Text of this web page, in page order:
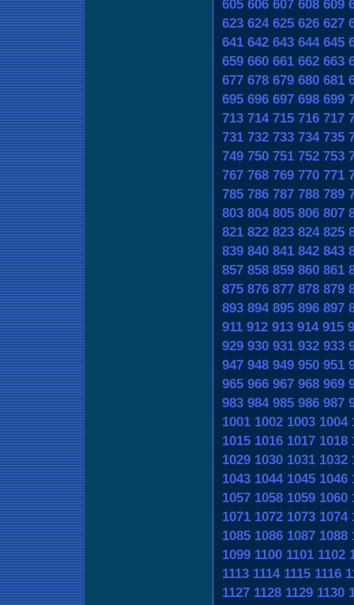
605 606 607 608 609
623 624 625 626 627
641 642 643 644 645
659 660 661 662 663
677 678 679 680 681
695 696 697 698 699
713 714 715 716 717
731 732 733 734 735
749 750 751 752 753
767 768 769 770 771
785 786 787 788 789
803 804 805 806 807
821 822 823 824 825
839 840 841 842 843
857 858 859 860 861
875 876 877 878 879
893 894 895 896 897
911 912 913 914 915
929 930 931 932 933
947 948 949 950 951
965 966 967 968 969
983 984 985 986 987
1001 1002 1003 1004
1015 1016 1017 1018
1029 1030 1031 1032
1043 1044 1045 1046
1057 1058 1059 1060
1071 1072 1073 1074
1085 1086 1087 1088
1099 1100 1101 1102
1113 1114 1115 1116
1127 1128 1129 1130